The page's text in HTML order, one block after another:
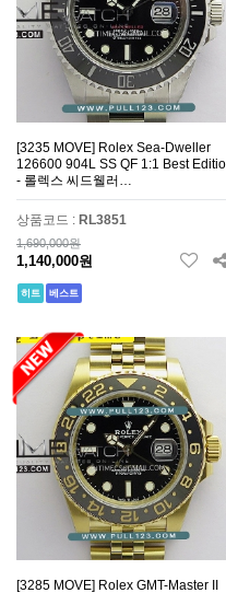
[3235 MOVE] Rolex Sea-Dweller
126600 904L SS QF 1:1 Best
- 롤렉스 씨드웰러…
상품코드 : RL3851
1,690,000원
1,140,000원
히트 베스트
[3285 MOVE] Rolex GMT-Master II